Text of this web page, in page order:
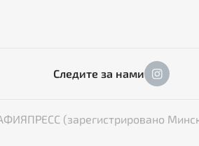
Следите за нами
(зарегистрировано